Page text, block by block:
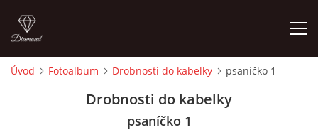
Úvod Fotoalbum Drobnosti do kabelky psaníčko 1
Drobnosti do kabelky
psaníčko 1